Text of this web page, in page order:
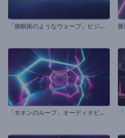
「
催眠術のようなウェーブ」ビジュアライザー
「
ネオンのループ」オーディオビジュアライザー